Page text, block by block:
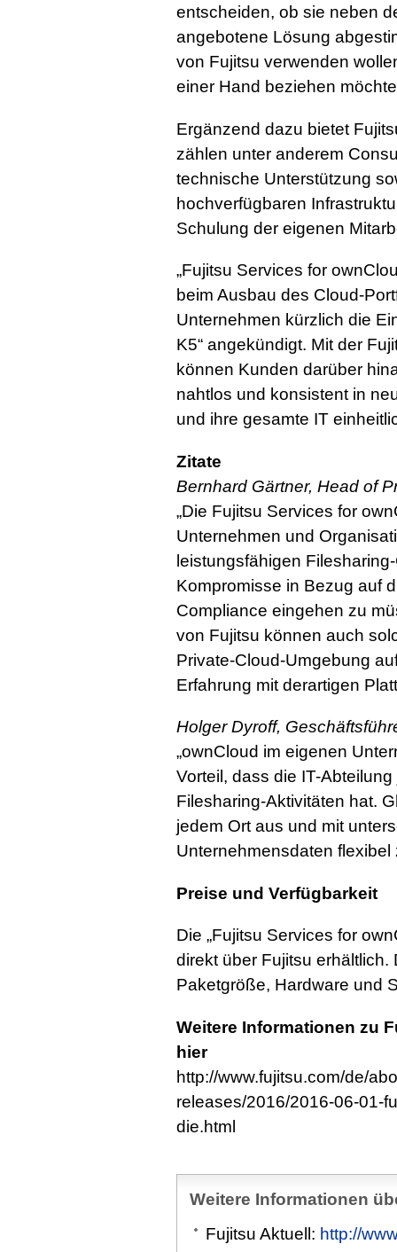
entscheiden, ob sie neben
angebotene Lösung
von Fujitsu verwenden
einer Hand beziehen
Ergänzend dazu bietet
zählen unter anderem
technische Unterstützung
hochverfügbaren
Schulung der eigenen
„Fujitsu Services for
beim Ausbau des Cloud-
Unternehmen kürzlich die
K5“ angekündigt. Mit der
können Kunden darüber
nahtlos und konsistent in
und ihre gesamte IT
Zitate
Bernhard Gärtner, Head of
„Die Fujitsu Services for
Unternehmen und
leistungsfähigen
Kompromisse in Bezug auf
Compliance eingehen zu
von Fujitsu können auch
Private-Cloud-Umgebung
Erfahrung mit derartigen
Holger Dyroff,
„ownCloud im eigenen
Vorteil, dass die IT-
Filesharing-Aktivitäten hat.
jedem Ort aus und mit
Unternehmensdaten
Preise und Verfügbarkeit
Die „Fujitsu Services for
direkt über Fujitsu
Paketgröße, Hardware und
Weitere Informationen zu
hier
http://www.fujitsu.com/de/
releases/2016/2016-06-01-
die.html
Weitere Informationen
Fujitsu Aktuell: http://